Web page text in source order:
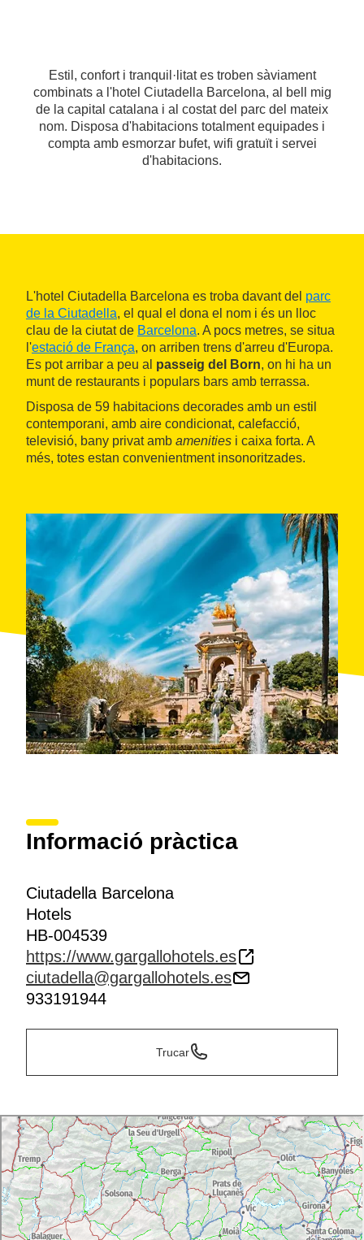
Estil, confort i tranquil·litat es troben sàviament
combinats a l'hotel Ciutadella Barcelona, al bell mig
de la capital catalana i al costat del parc del mateix
nom. Disposa d'habitacions totalment equipades i
compta amb esmorzar bufet, wifi gratuït i servei
d'habitacions.
L'hotel Ciutadella Barcelona es troba davant del parc
de la Ciutadella, el qual el dona el nom i és un lloc
clau de la ciutat de Barcelona. A pocs metres, se situa
l'estació de França, on arriben trens d'arreu d'Europa.
Es pot arribar a peu al passeig del Born, on hi ha un
munt de restaurants i populars bars amb terrassa.
Disposa de 59 habitacions decorades amb un estil
contemporani, amb aire condicionat, calefacció,
televisió, bany privat amb amenities i caixa forta. A
més, totes estan convenientment insonoritzades.
Informació pràctica
Ciutadella Barcelona
Hotels
HB-004539
https://www.gargallohotels.es
ciutadella@gargallohotels.es
933191944
Trucar